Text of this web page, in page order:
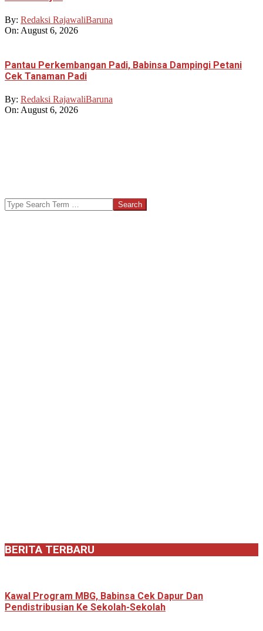
By: Redaksi RajawaliBaruna
On: August 6, 2026
Pantau Perkembangan Padi, Babinsa Dampingi Petani
Cek Tanaman Padi
By: Redaksi RajawaliBaruna
On: August 6, 2026
Search
BERITA TERBARU
Kawal Program MBG, Babinsa Cek Dapur Dan
Pendistribusian Ke Sekolah-Sekolah